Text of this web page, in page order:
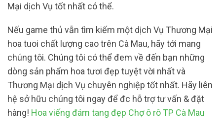
Mại dịch Vụ tốt nhất có thể.
Nếu game thủ vẫn tìm kiếm một dịch Vụ Thương Mại
hoa tuoi chất lượng cao trên Cà Mau, hãy tới mang
chúng tôi. Chúng tôi có thể đem về đến bạn những
dòng sản phẩm hoa tươi đẹp tuyệt vời nhất và
Thương Mại dịch Vụ chuyên nghiệp tốt nhất. Hãy liên
hệ sở hữu chúng tôi ngay để đc hỗ trợ tư vấn & đặt
hàng! Hoa viếng đám tang đẹp Chợ ô rô TP Cà Mau